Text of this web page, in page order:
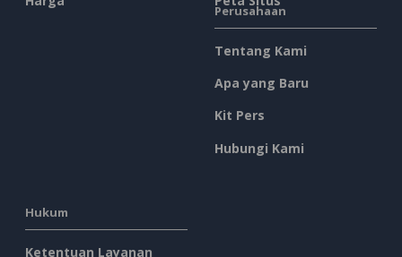
Perusahaan
Tentang Kami
Apa yang Baru
Kit Pers
Hubungi Kami
Hukum
Ketentuan Layanan